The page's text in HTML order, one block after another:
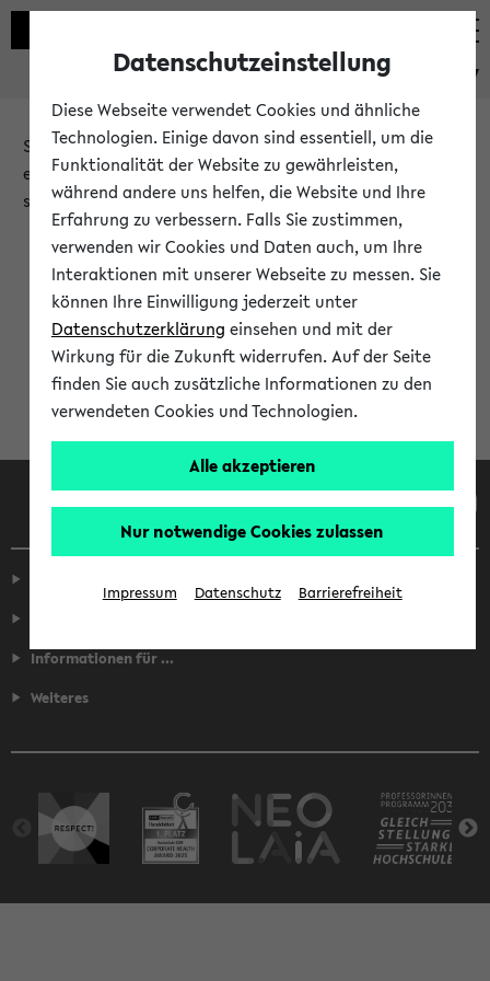
eKVV
Sie möchten auf eine eKVV Funktion zugreifen, die Ihnen
erst nach einer Anmeldung am System zur Verfügung
steht.
Bitte melden Sie sich an:
Anmeldung am eKVV
Informationen für ...
Weiteres
Datenschutzeinstellung
Diese Webseite verwendet Cookies und ähnliche
Technologien. Einige davon sind essentiell, um die
Funktionalität der Website zu gewährleisten,
während andere uns helfen, die Website und Ihre
Erfahrung zu verbessern. Falls Sie zustimmen,
verwenden wir Cookies und Daten auch, um Ihre
Interaktionen mit unserer Webseite zu messen. Sie
können Ihre Einwilligung jederzeit unter
Datenschutzerklärung einsehen und mit der
Wirkung für die Zukunft widerrufen. Auf der Seite
finden Sie auch zusätzliche Informationen zu den
verwendeten Cookies und Technologien.
Alle akzeptieren
Nur notwendige Cookies zulassen
Impressum Datenschutz Barrierefreiheit